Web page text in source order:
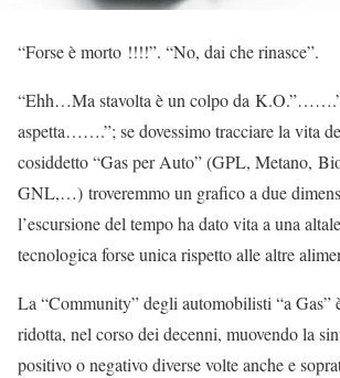
“Forse è morto !!!!”. “No, dai che rinasce”.
“Ehh…Ma stavolta è un colpo da
aspetta…….”; se dovessimo tracciare la vita
cosiddetto “Gas per Auto” (GPL, Metano,
GNL,…) troveremmo un grafico a due
l’escursione del tempo ha dato vita a una
tecnologica forse unica rispetto alle altre
La “Community” degli automobilisti “a Gas”
ridotta, nel corso dei decenni, muovendo la
positivo o negativo diverse volte anche e